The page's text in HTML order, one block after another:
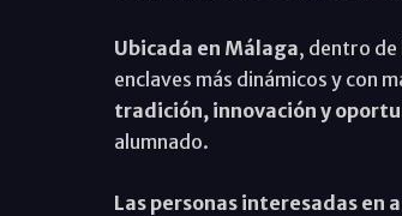
Ubicada en Málaga, dentro de
enclaves más dinámicos y con
tradición, innovación y
alumnado.
Las personas interesadas en